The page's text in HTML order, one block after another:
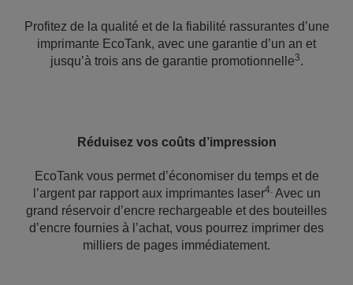
Profitez de la qualité et de la fiabilité rassurantes d’une
imprimante EcoTank, avec une garantie d’un an et
jusqu’à trois ans de garantie promotionnelle3.
Réduisez vos coûts d’impression
EcoTank vous permet d’économiser du temps et de
l’argent par rapport aux imprimantes laser4.Avec un
grand réservoir d’encre rechargeable et des bouteilles
d’encre fournies à l’achat, vous pourrez imprimer des
milliers de pages immédiatement.